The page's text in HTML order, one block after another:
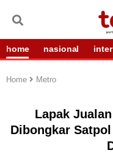
home nasional
Home Metro
Lapak
Dibongkar Satpol